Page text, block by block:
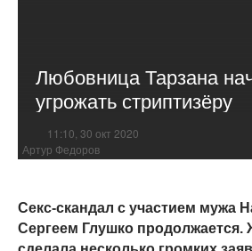
Любовница Тарзана
угрожать стриптизёру
11:10, 30 окт 2020
Артур Федоров
Секс-скандал с участием мужа
Сергеем Глушко продолжается.